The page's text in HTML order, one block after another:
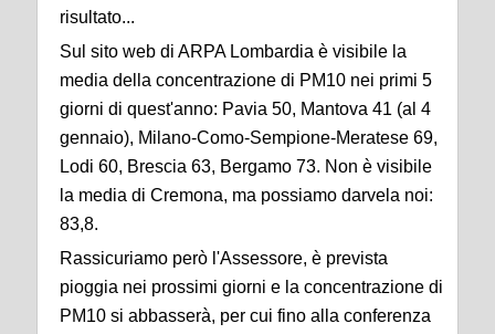
risultato...
Sul sito web di ARPA Lombardia è visibile la
media della concentrazione di PM10 nei primi 5
giorni di quest'anno: Pavia 50, Mantova 41 (al 4
gennaio), Milano-Como-Sempione-Meratese 69,
Lodi 60, Brescia 63, Bergamo 73. Non è visibile
la media di Cremona, ma possiamo darvela noi:
83,8.
Rassicuriamo però l'Assessore, è prevista
pioggia nei prossimi giorni e la concentrazione di
PM10 si abbasserà, per cui fino alla conferenza